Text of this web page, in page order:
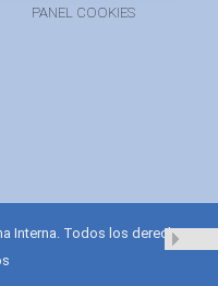
PANEL COOKIES
Interna. Todos los derechos